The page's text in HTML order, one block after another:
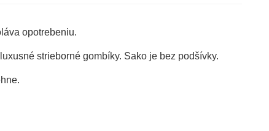
opotrebeniu.
strieborné gombíky. Sako je bez podšívky.